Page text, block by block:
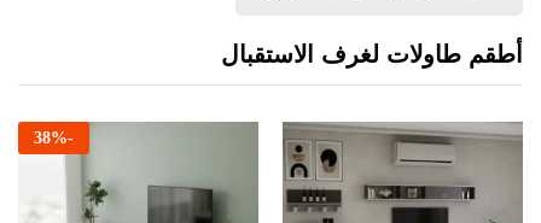
أطقم طاولات لغرف الاستقبال
-
38%